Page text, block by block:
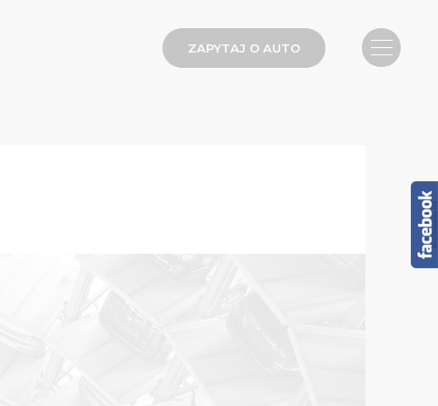
ZAPYTAJ O AUTO